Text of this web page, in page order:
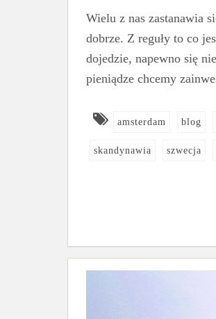
Wielu z nas zastanawia
dobrze. Z reguły to co
dojedzie, napewno się
pieniądze chcemy
amsterdam blog
skandynawia szwecja